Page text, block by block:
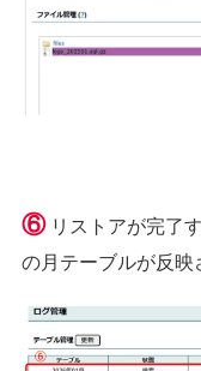
⑥リストアが完了
の月テーブルが反映